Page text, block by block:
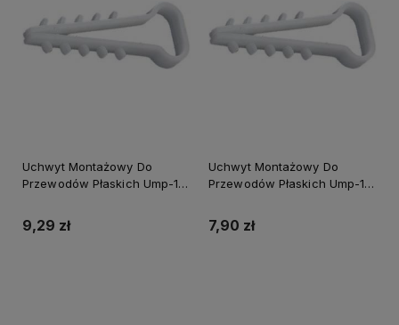
Uchwyt Montażowy Do
Przewodów Płaskich Ump-12
9,29 zł
Uchwyt Montażowy Do
Przewodów Płaskich Ump-16
7,90 zł